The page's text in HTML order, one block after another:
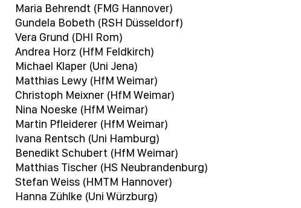
Maria Behrendt (FMG Hannover)
Gundela Bobeth (RSH Düsseldorf)
Vera Grund (DHI Rom)
Andrea Horz (HfM Feldkirch)
Michael Klaper (Uni Jena)
Matthias Lewy (HfM Weimar)
Christoph Meixner (HfM Weimar)
Nina Noeske (HfM Weimar)
Martin Pfleiderer (HfM Weimar)
Ivana Rentsch (Uni Hamburg)
Benedikt Schubert (HfM Weimar)
Matthias Tischer (HS Neubrandenburg)
Stefan Weiss (HMTM Hannover)
Hanna Zühlke (Uni Würzburg)